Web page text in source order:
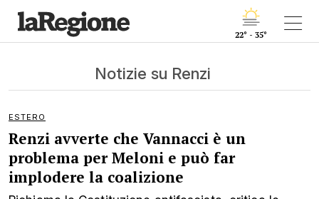
22° - 35°
Notizie su Renzi
ESTERO
Renzi avverte che Vannacci è un
problema per Meloni e può far
implodere la coalizione